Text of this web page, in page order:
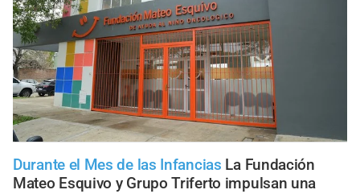
Durante el Mes de las Infancias La Fundación
Mateo Esquivo y Grupo Triferto impulsan una